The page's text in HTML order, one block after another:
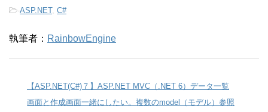
-ASP.NET, C#
執筆者： RainbowEngine
【ASP.NET(C#)７】ASP.NET MVC（.NET 6）データ一覧
画面と作成画面一緒にしたい。複数のmodel（モデル）参照